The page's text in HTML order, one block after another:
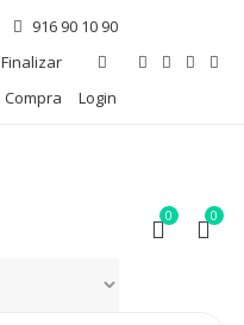
916 90 10 90
Finalizar
Compra
Login
0 0